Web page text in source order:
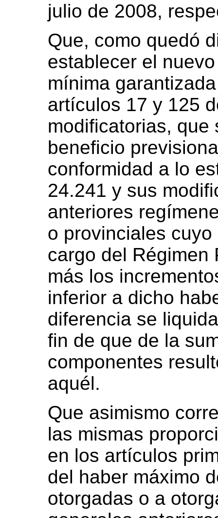
julio de 2008,
Que, como quedó
establecer el
mínima
artículos 17 y 125
modificatorias, que
beneficio
conformidad a lo
24.241 y sus
anteriores
o provinciales
cargo del Régimen
más los
inferior a dicho
diferencia se
fin de que de la
componentes
aquél.
Que asimismo
las mismas
en los artículos
del haber máximo
otorgadas o a